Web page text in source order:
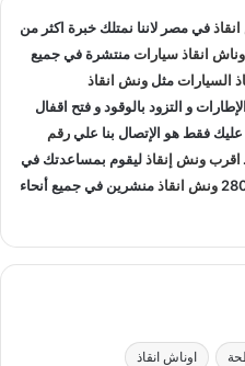
في مصر لاننا نمتلك خبرة اكثر من
انقاذ سياراتمنتشرة في جميع
السياراتمثل ونش انقاذ
و التزود بالوقود و فتح اقفال
فقط هو الإتصال بنا عليرقم
اقرب ونش إنقاذليقوم بمساعدتك في
ونش انقاذمنشرين في جميع أنحاء
اوناش انقاذ